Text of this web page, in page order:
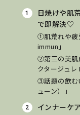
日焼けや肌
で即解決♡
①肌荒れや疲
immun」
②第三の美肌
クタージュレ
③話題の飲む
ューン）」
インナーケ